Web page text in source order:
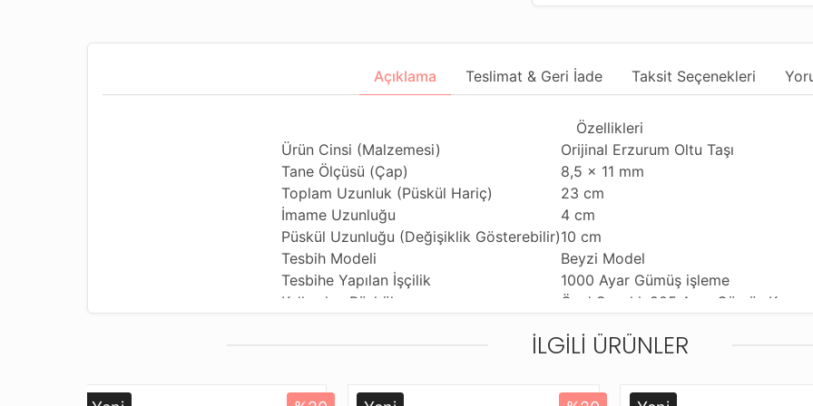
Açıklama Teslimat & Geri İade Taksit Seçenekleri
Özellikleri
Ürün Cinsi (Malzemesi)
Orijinal Erzurum Oltu Taşı
Tane Ölçüsü (Çap)
8,5 x 11 mm
Toplam Uzunluk (Püskül Hariç)
23 cm
İmame Uzunluğu
4 cm
Püskül Uzunluğu (Değişiklik Gösterebilir)10 cm
Tesbih Modeli
Beyzi Model
Tesbihe Yapılan İşçilik
1000 Ayar Gümüş işleme
Kullanılan Püskül
Özel Saçaklı 925 Ayar Gümüş Kamçı
Tekli ve Çiftli Çekime Uygun
Paketleme ve Gönderim Şekli
Özel Dayanıklı Tesbih Kutusu ve
İLGILI ÜRÜNLER